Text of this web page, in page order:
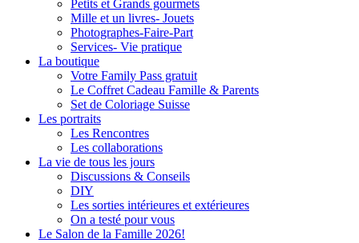
Petits et Grands gourmets
Mille et un livres- Jouets
Photographes-Faire-Part
Services- Vie pratique
La boutique
Votre Family Pass gratuit
Le Coffret Cadeau Famille & Parents
Set de Coloriage Suisse
Les portraits
Les Rencontres
Les collaborations
La vie de tous les jours
Discussions & Conseils
DIY
Les sorties intérieures et extérieures
On a testé pour vous
Le Salon de la Famille 2026!